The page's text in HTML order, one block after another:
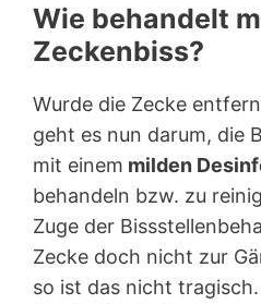
Wie behandelt
Zeckenbiss?
Wurde die Zecke
geht es nun darum, die
mit einem milden
behandeln bzw. zu
Zuge der
Zecke doch nicht zur
so ist das nicht